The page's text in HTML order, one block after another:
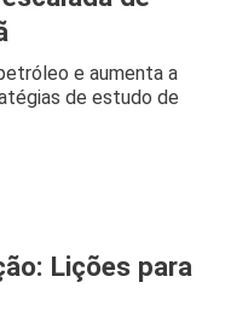
e aumenta a
de estudo de
Lições para